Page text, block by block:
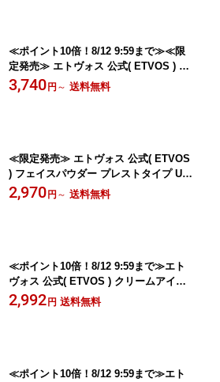
≪ポイント10倍！8/12 9:59まで≫≪限
定発売≫ エトヴォス 公式( ETVOS ) フ
ェイスパウダー プレストタイプ UV UV
カット 日焼け止め 《2025年版》 「ミネ
3,740 円 ～ 送料無料
≪限定発売≫ エトヴォス 公式( ETVOS
) フェイスパウダー プレストタイプ UV
UVカット 日焼け止め 《2026年版》
「ミネラルUVシームレスベールAZ 202
2,970 円 ～ 送料無料
≪ポイント10倍！8/12 9:59まで≫エト
ヴォス 公式( ETVOS ) クリームアイシ
ャドー ミネラル アイメイク アイシャド
ウ アイシャドウベース 単色 パール ツ
2,992 円 送料無料
≪ポイント10倍！8/12 9:59まで≫エト